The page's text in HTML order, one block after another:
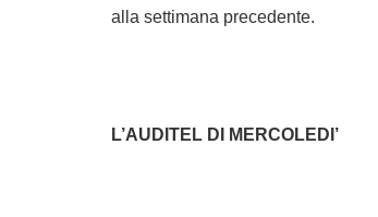
alla settimana precedente.
L’AUDITEL DI MERCOLEDI’